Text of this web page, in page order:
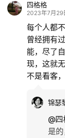
四格格
2023年7月29
每个人都
曾经拥有
能，尽了
现，这就
不是看客
锦瑟
@
是